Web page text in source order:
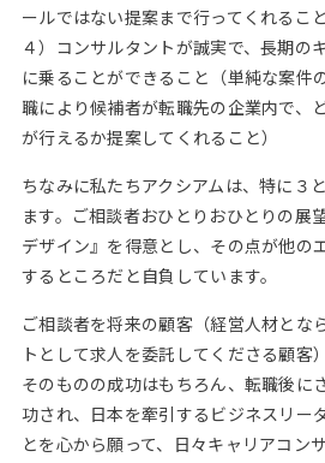
ールではない提案まで行ってくれること
４）コンサルタントが誠実で、長期の
に乗ることができること（単純な案件
職により候補者が転職先の企業内で、
が行えるか提案してくれること）
ちなみに私たちアクシアムは、特に３
ます。ご相談者おひとりおひとりの展
デザイン』を得意とし、その点が他の
するところだと自負しています。
ご相談者を将来の顧客（経営人材とな
トとして求人を委託してくださる顧客
そのものの成功はもちろん、転職後に
功され、日本を牽引するビジネスリー
とを心から願って、日々キャリアコン